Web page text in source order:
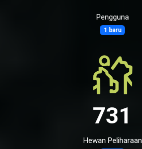
Pengguna
1 baru
731
Hewan Peliharaan